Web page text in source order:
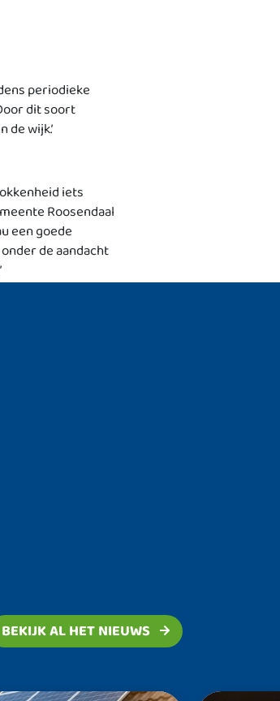
periodieke
dit soort
wijk.’
iets
Roosendaal
een goede
de aandacht
BEKIJK AL HET NIEUWS